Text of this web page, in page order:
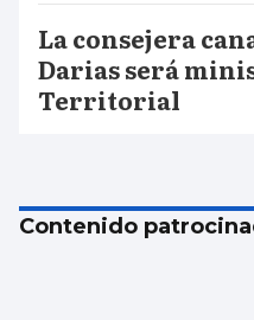
La consejera
Darias será
Territorial
Contenido